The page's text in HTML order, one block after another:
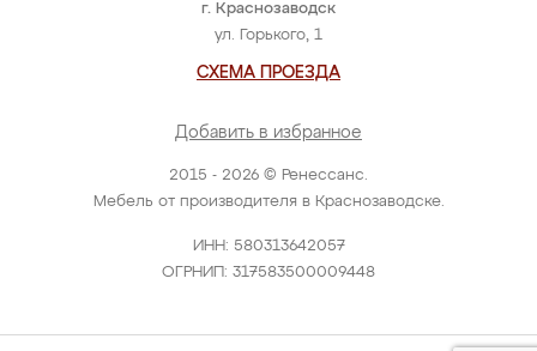
2015 - 2026 © Ренессанс.
Мебель от производителя в Краснозаводске.
ИНН: 580313642057
ОГРНИП: 317583500009448
г. Краснозаводск
ул. Горького, 1
СХЕМА ПРОЕЗДА
Добавить в избранное